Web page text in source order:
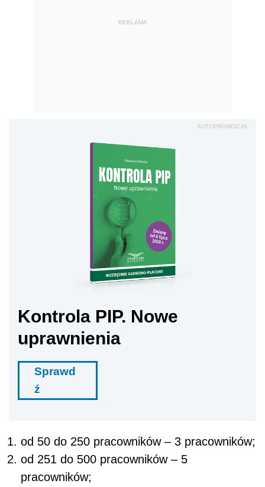
REKLAMA
AUTOPROMOCJA
Kontrola PIP. Nowe
uprawnienia
Sprawd
ź
od 50 do 250 pracowników – 3 pracowników;
od 251 do 500 pracowników – 5
pracowników;